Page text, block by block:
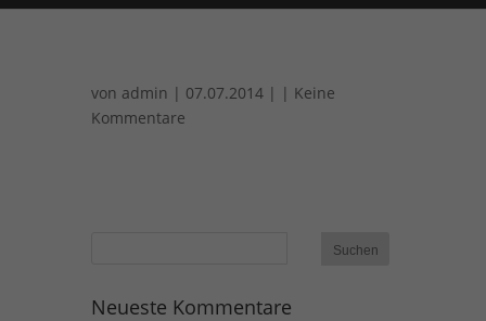
von admin | 07.07.2014 | | Keine
Kommentare
Neueste Kommentare